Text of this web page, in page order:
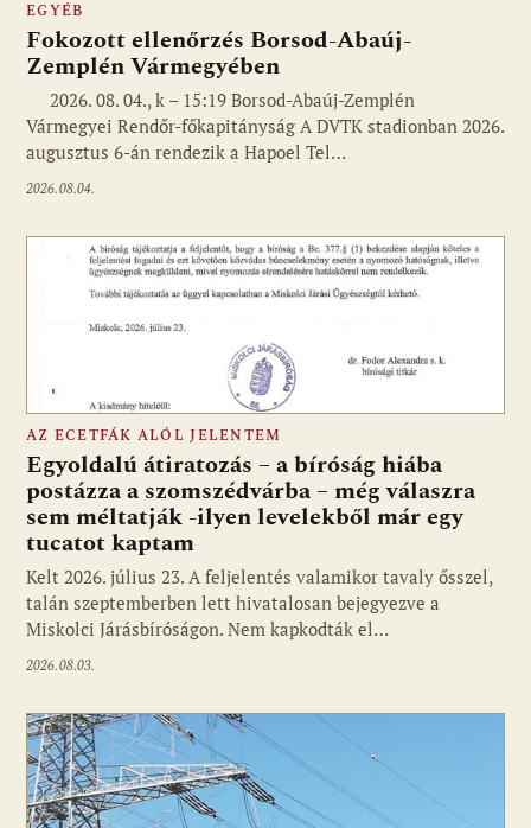
EGYÉB
Fokozott ellenőrzés Borsod-Abaúj-
Zemplén Vármegyében
2026. 08. 04., k – 15:19 Borsod-Abaúj-Zemplén
Vármegyei Rendőr-főkapitányság A DVTK stadionban 2026.
augusztus 6-án rendezik a Hapoel Tel…
2026.08.04.
AZ ECETFÁK ALÓL JELENTEM
Egyoldalú átiratozás – a bíróság hiába
postázza a szomszédvárba – még válaszra
sem méltatják -ilyen levelekből már egy
tucatot kaptam
Kelt 2026. július 23. A feljelentés valamikor tavaly ősszel,
talán szeptemberben lett hivatalosan bejegyezve a
Miskolci Járásbíróságon. Nem kapkodták el…
2026.08.03.